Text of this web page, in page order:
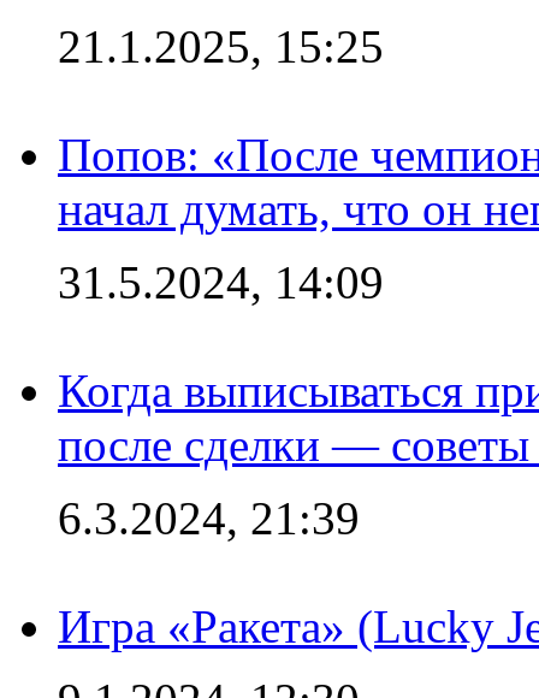
21.1.2025, 15:25
Попов: «После
начал думать, что он
31.5.2024, 14:09
Когда выписываться
после сделки —
6.3.2024, 21:39
Игра «Ракета» (Lucky